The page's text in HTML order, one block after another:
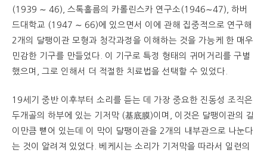
(1939 ∼ 46), 스톡홀름의 카롤린스카 연구소(1946∼47), 하버
드대학교 (1947 ∼ 66)에 있으면서 이에 관해 집중적으로 연구해
2개의 달팽이관 모형과 청각과정을 이해하는 것을 가능케 한 매우
민감한 기구를 만들었다. 이 기구로 특정 형태의 귀머거리를 구별
했으며, 그로 인해서 더 적절한 치료법을 선택할 수 있었다.
19세기 중반 이후부터 소리를 듣는 데 가장 중요한 진동성 조직은
두개골의 하부에 있는 기저막 (基底膜)이며, 이것은 달팽이관의 길
이만큼 뻗어 있는데 이 막이 달팽이관을 2개의 내부관으로 나눈다
는 것이 알려져 있었다. 베케시는 소리가 기저막을 따라서 일련의